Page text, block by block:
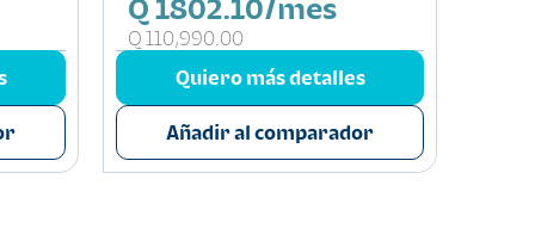
Q 1802.10/mes
Q 110,990.00
Quiero más detalles
Añadir al comparador